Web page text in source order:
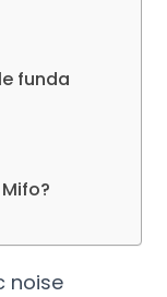
funda
noise